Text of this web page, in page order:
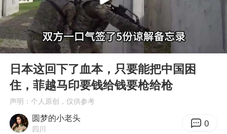
浙江省甬江发生2026年第1号洪水
独闯南太行的失联女生最后轨迹已确认
美将每月供乌爱国者拦截导弹
国足U17与阿森纳决赛取消 并列冠军
Play
00:00
日本这回下了血本，只要能把中国困
住，菲越马印要钱给钱要枪给枪
声明：个人原创，仅供参考
圆梦的小老头
四川 0